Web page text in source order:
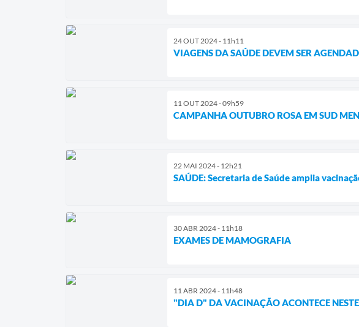
24 OUT 2024 - 11h11
VIAGENS DA SAÚDE DEVEM SER
11 OUT 2024 - 09h59
CAMPANHA OUTUBRO ROSA EM SUD
22 MAI 2024 - 12h21
SAÚDE: Secretaria de Saúde amplia
30 ABR 2024 - 11h18
EXAMES DE MAMOGRAFIA
11 ABR 2024 - 11h48
"DIA D" DA VACINAÇÃO ACONTECE